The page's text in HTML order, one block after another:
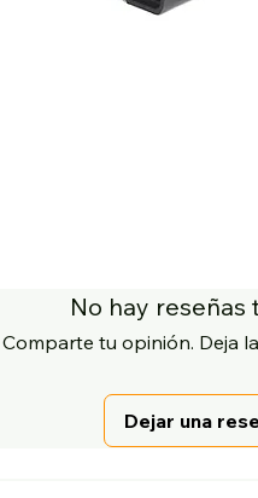
No hay reseñas
Comparte tu opinión. Deja
Dejar una